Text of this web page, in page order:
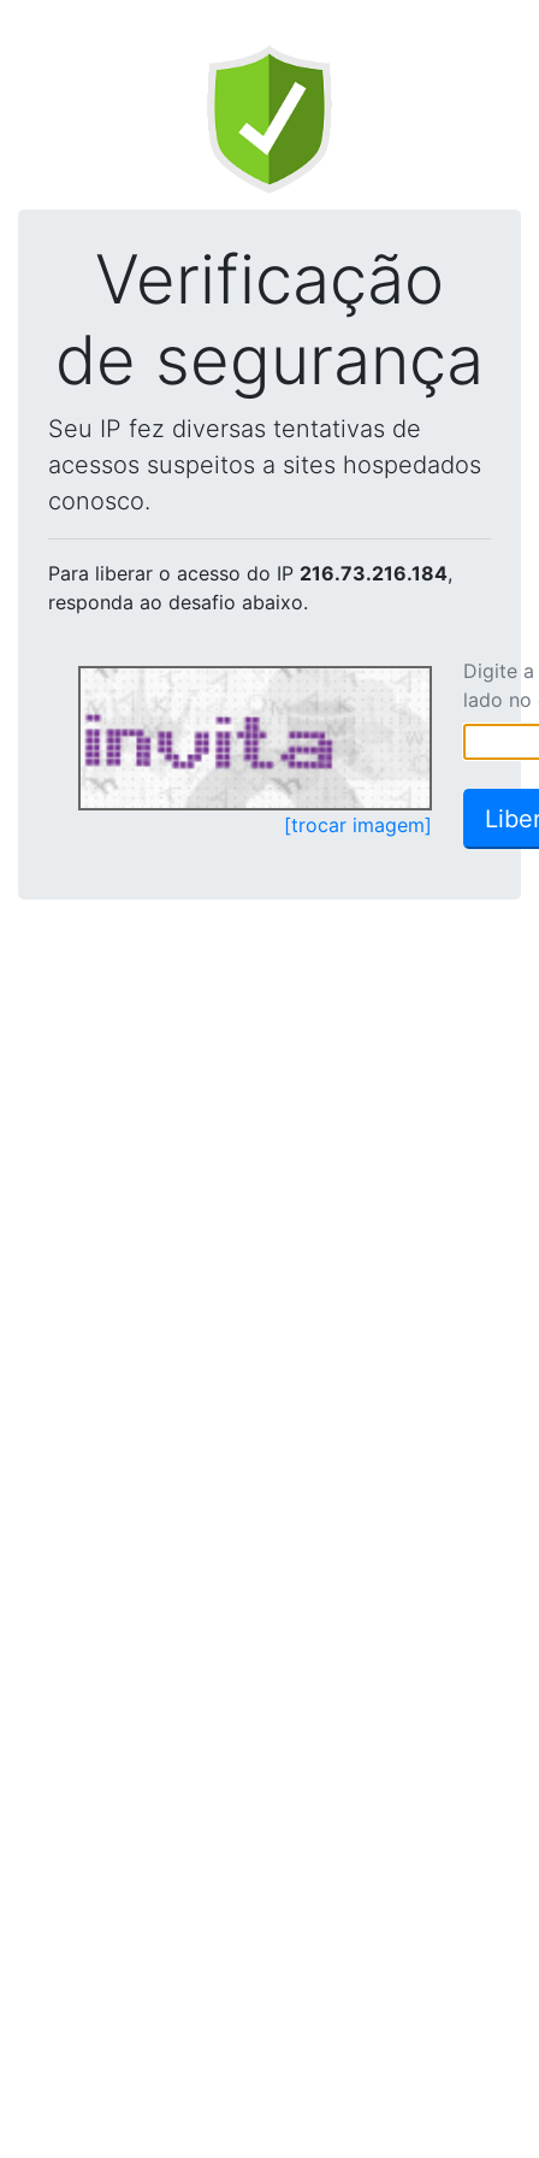
Verificação
de segurança
Seu IP fez diversas tentativas de
acessos suspeitos a sites hospedados
conosco.
Para liberar o acesso do IP 216.73.216.184,
responda ao desafio abaixo.
[trocar imagem]
Digite
lado no